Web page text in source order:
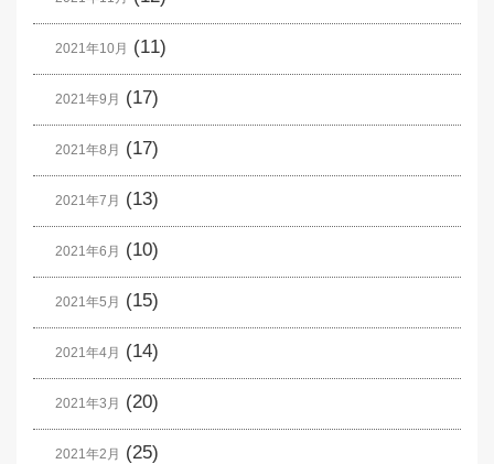
2021年10月 (11)
2021年9月 (17)
2021年8月 (17)
2021年7月 (13)
2021年6月 (10)
2021年5月 (15)
2021年4月 (14)
2021年3月 (20)
2021年2月 (25)